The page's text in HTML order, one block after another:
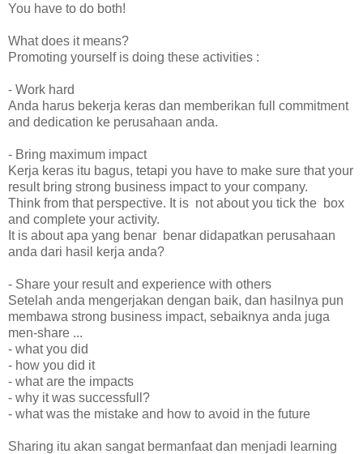
You have to do both!
What does it means?
Promoting yourself is doing these activities :
- Work hard
Anda harus bekerja keras dan memberikan full commitment
and dedication ke perusahaan anda.
- Bring maximum impact
Kerja keras itu bagus, tetapi you have to make sure that your
result bring strong business impact to your company.
Think from that perspective. It is not about you tick the box
and complete your activity.
It is about apa yang benar benar didapatkan perusahaan
anda dari hasil kerja anda?
- Share your result and experience with others
Setelah anda mengerjakan dengan baik, dan hasilnya pun
membawa strong business impact, sebaiknya anda juga
men-share ...
- what you did
- how you did it
- what are the impacts
- why it was successfull?
- what was the mistake and how to avoid in the future
Sharing itu akan sangat bermanfaat dan menjadi learning